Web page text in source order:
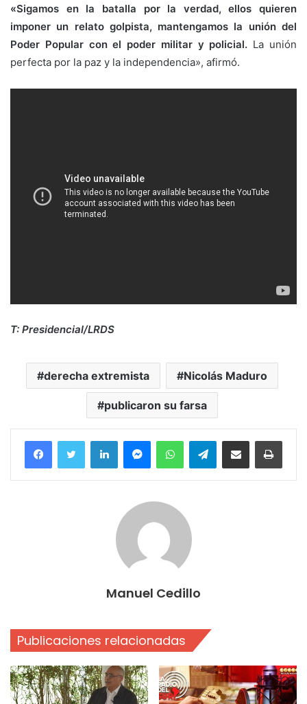
«Sigamos en la batalla por la verdad, ellos quieren
imponer un relato golpista, mantengamos la unión del
Poder Popular con el poder militar y policial. La unión
perfecta por la paz y la independencia», afirmó.
T: Presidencial/LRDS
derecha extremista Nicolás Maduro
publicaron su farsa
FacebookTwitter LinkedInMessengerWhatsAppTelegramCompartir por correo electrónico
Manuel Cedillo
Publicaciones relacionadas